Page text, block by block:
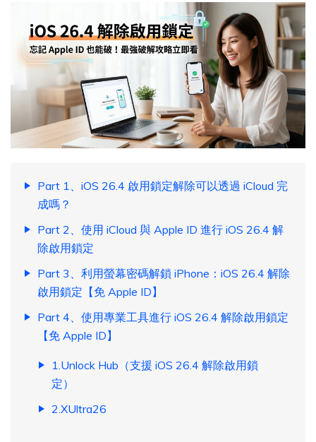
Part 1、iOS 26.4 啟用鎖定解除可以透過 iCloud 完
成嗎？
Part 2、使用 iCloud 與 Apple ID 進行 iOS 26.4 解
除啟用鎖定
Part 3、利用螢幕密碼解鎖 iPhone：iOS 26.4 解除
啟用鎖定【免 Apple ID】
Part 4、使用專業工具進行 iOS 26.4 解除啟用鎖定
【免 Apple ID】
1.Unlock Hub（支援 iOS 26.4 解除啟用鎖
定）
2.XUltra26